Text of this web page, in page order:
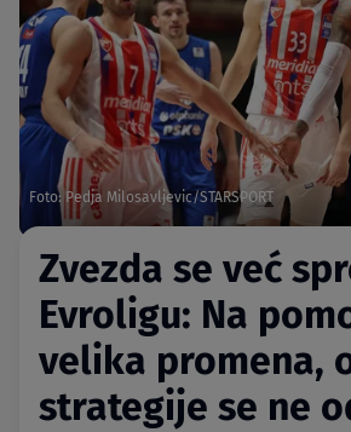
Foto: Pedja Milosavljevic/STARSPORT
Zvezda se već
Evroligu: Na
velika promena,
strategije se ne